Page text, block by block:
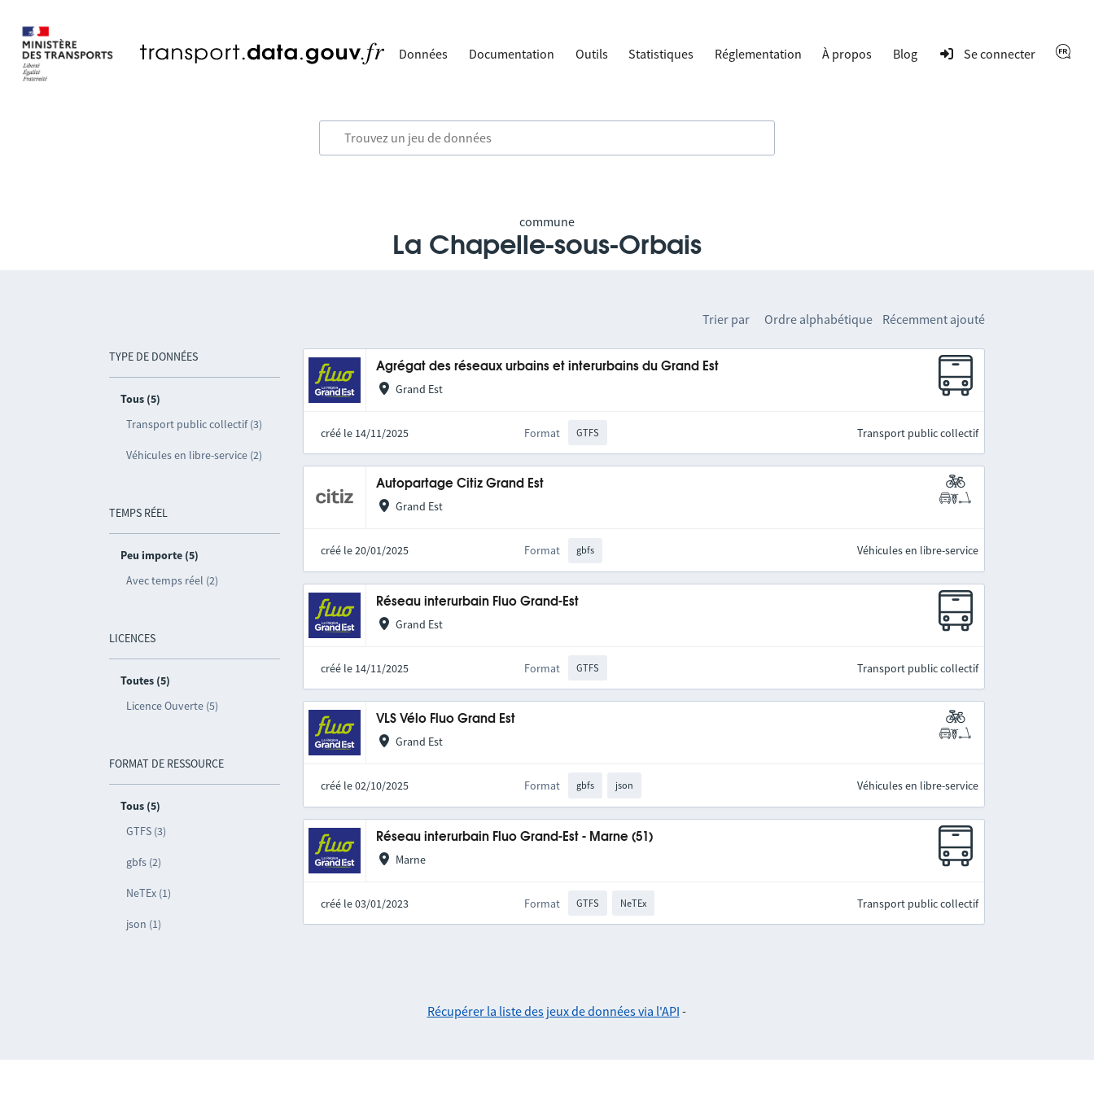
Données Documentation Outils Statistiques Réglementation À propos Blog Se connecter
commune
La Chapelle-sous-Orbais
TYPE DE DONNÉES
Tous (5)
Transport public collectif (3)
Véhicules en libre-service (2)
TEMPS RÉEL
Peu importe (5)
Avec temps réel (2)
LICENCES
Toutes (5)
Licence Ouverte (5)
FORMAT DE RESSOURCE
Tous (5)
GTFS (3)
gbfs (2)
NeTEx (1)
json (1)
Trier par Ordre alphabétique Récemment ajouté
Agrégat des réseaux urbains et interurbains du Grand Est
Grand Est
créé le 14/11/2025 Format GTFS Transport public collectif
Autopartage Citiz Grand Est
Grand Est
créé le 20/01/2025 Format gbfs Véhicules en libre-service
Réseau interurbain Fluo Grand-Est
Grand Est
créé le 14/11/2025 Format GTFS Transport public collectif
VLS Vélo Fluo Grand Est
Grand Est
créé le 02/10/2025 Format gbfs json Véhicules en libre-service
Réseau interurbain Fluo Grand-Est - Marne (51)
Marne
créé le 03/01/2023 Format GTFS NeTEx Transport public collectif
Récupérer la liste des jeux de données via l'API -